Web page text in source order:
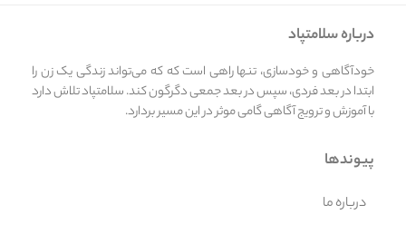
درباره سلامتپاد
خودآگاهی و خودسازی، تنها راهی است که که می‌تواند زندگی یک زن را
ابتدا در بعد فردی، سپس در بعد جمعی دگرگون کند. سلامتپاد تلاش دارد
با آموزش و ترویج آگاهی گامی موثر در این مسیر بردارد.
پیوندها
درباره ما